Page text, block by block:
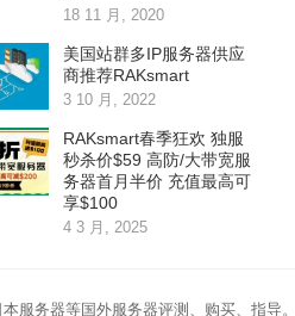
18 11 月, 2020
美国站群多IP服务器供应
商推荐RAKsmart
3 10 月, 2022
RAKsmart春季狂欢 独服
秒杀价$59 高防/大带宽服
务器首月半价 充值最高可
享$100
4 3 月, 2025
服务器等国外服务器评测、购买、指导。